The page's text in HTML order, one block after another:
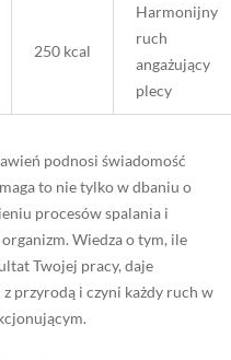
250 kcal
Harmonijny
ruch
angażujący
plecy
podnosi świadomość
to nie tylko w dbaniu o
procesów spalania i
Wiedza o tym, ile
Twojej pracy, daje
przyrodą i czyni każdy ruch w